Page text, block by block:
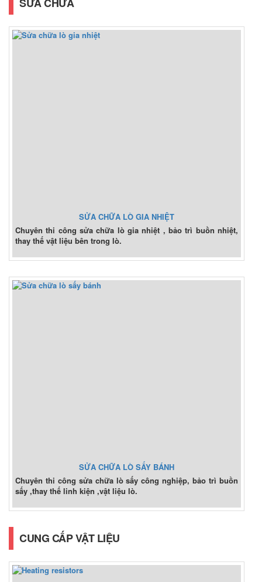
SỬA CHỮA LÒ GIA NHIỆT
Chuyên thi công sửa chữa lò gia nhiệt , bảo trì buồn nhiệt,
thay thế vật liệu bên trong lò.
SỬA CHỮA LÒ SẤY BÁNH
Chuyên thi công sửa chữa lò sấy công nghiệp, bảo trì buồn
sấy ,thay thế linh kiện ,vật liệu lò.
CUNG CẤP VẬT LIỆU